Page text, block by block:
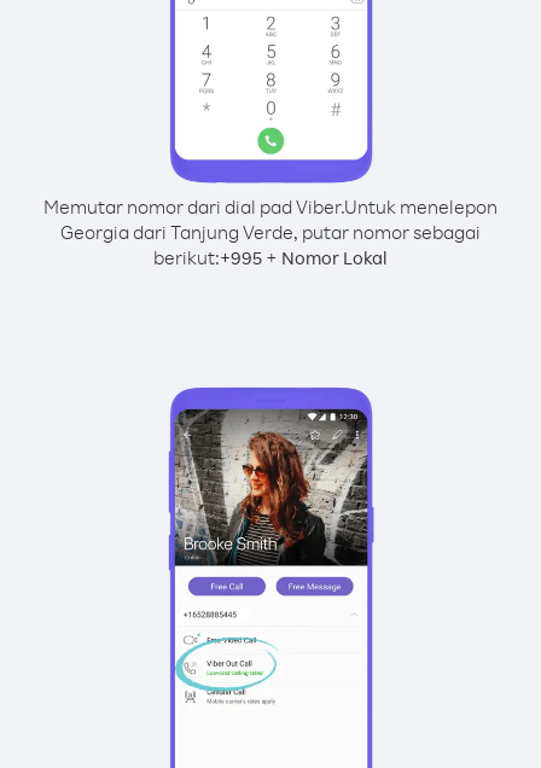
Memutar nomor dari dial pad Viber.Untuk menelepon
Georgia dari Tanjung Verde, putar nomor sebagai
berikut:+995 + Nomor Lokal